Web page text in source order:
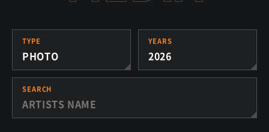
TYPE
PHOTO
YEARS
2026
SEARCH